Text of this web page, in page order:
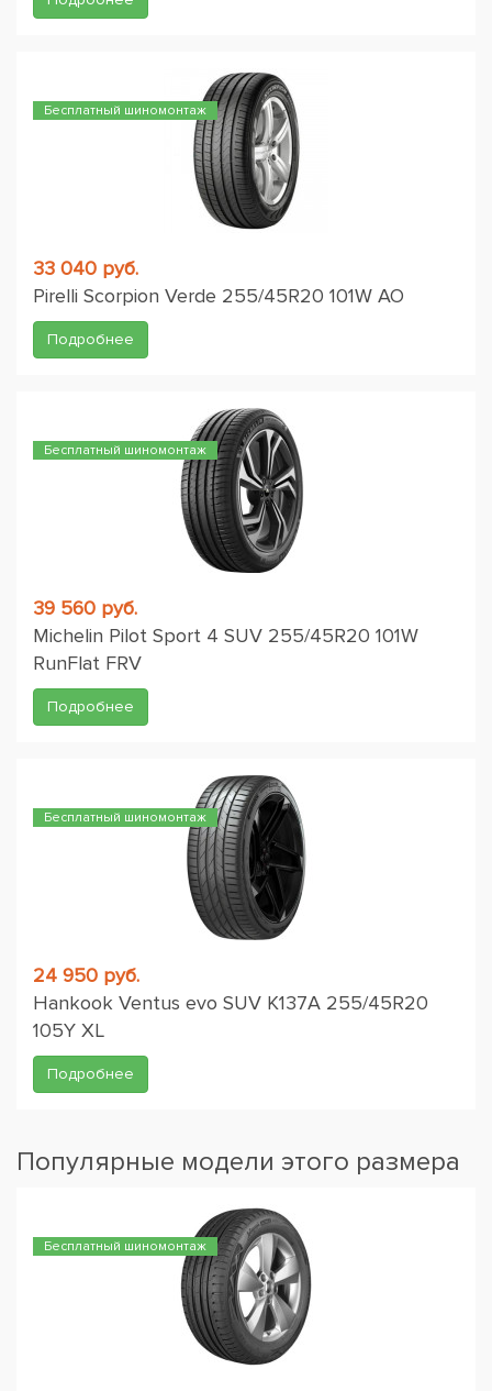
Бесплатный шиномонтаж
33 040 руб.
Pirelli Scorpion Verde 255/45R20 101W AO
Подробнее
Бесплатный шиномонтаж
39 560 руб.
Michelin Pilot Sport 4 SUV 255/45R20 101W
RunFlat FRV
Подробнее
Бесплатный шиномонтаж
24 950 руб.
Hankook Ventus evo SUV K137A 255/45R20
105Y XL
Подробнее
Популярные модели этого размера
Бесплатный шиномонтаж